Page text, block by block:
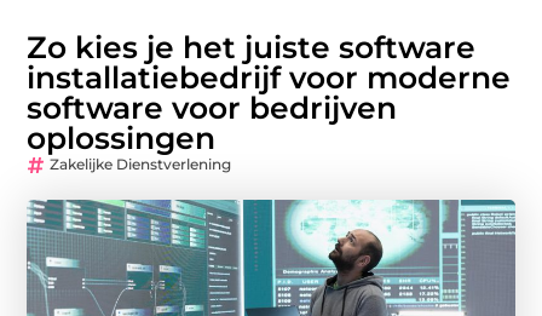
Zo kies je het juiste software
installatiebedrijf voor moderne
software voor bedrijven
oplossingen
Zakelijke Dienstverlening